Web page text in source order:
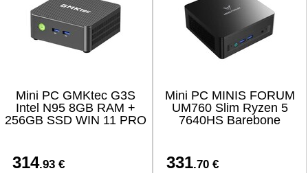
Renewd tehnika, Outlet
Mini PC GMKtec G3S
Intel N95 8GB RAM +
256GB SSD WIN 11 PRO
314.93 €
Mini PC MINIS FORUM
UM760 Slim Ryzen 5
7640HS Barebone
331.70 €